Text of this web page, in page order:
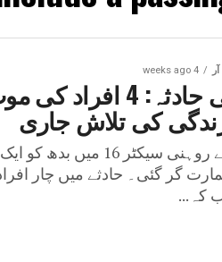
4 weeks ago
روہنی حادثہ: 4
کی تلاش جاری
دہلی کے روہنی سیکٹر 16
گر گئی۔ حادثے میں چار
کہ...